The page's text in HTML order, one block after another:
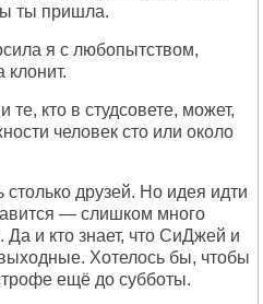
ты пришла.
я с любопытством,
клонит.
кто в студсовете, может,
человек сто или около
друзей. Но идея идти
— слишком много
и кто знает, что СиДжей и
Хотелось бы, чтобы
ещё до субботы.